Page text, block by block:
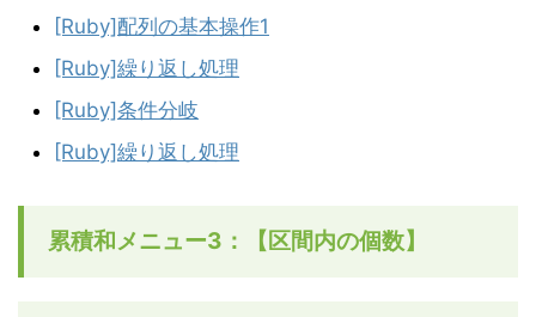
[Ruby]配列の基本操作1
[Ruby]繰り返し処理
[Ruby]条件分岐
[Ruby]繰り返し処理
累積和メニュー3：【区間内の個数】